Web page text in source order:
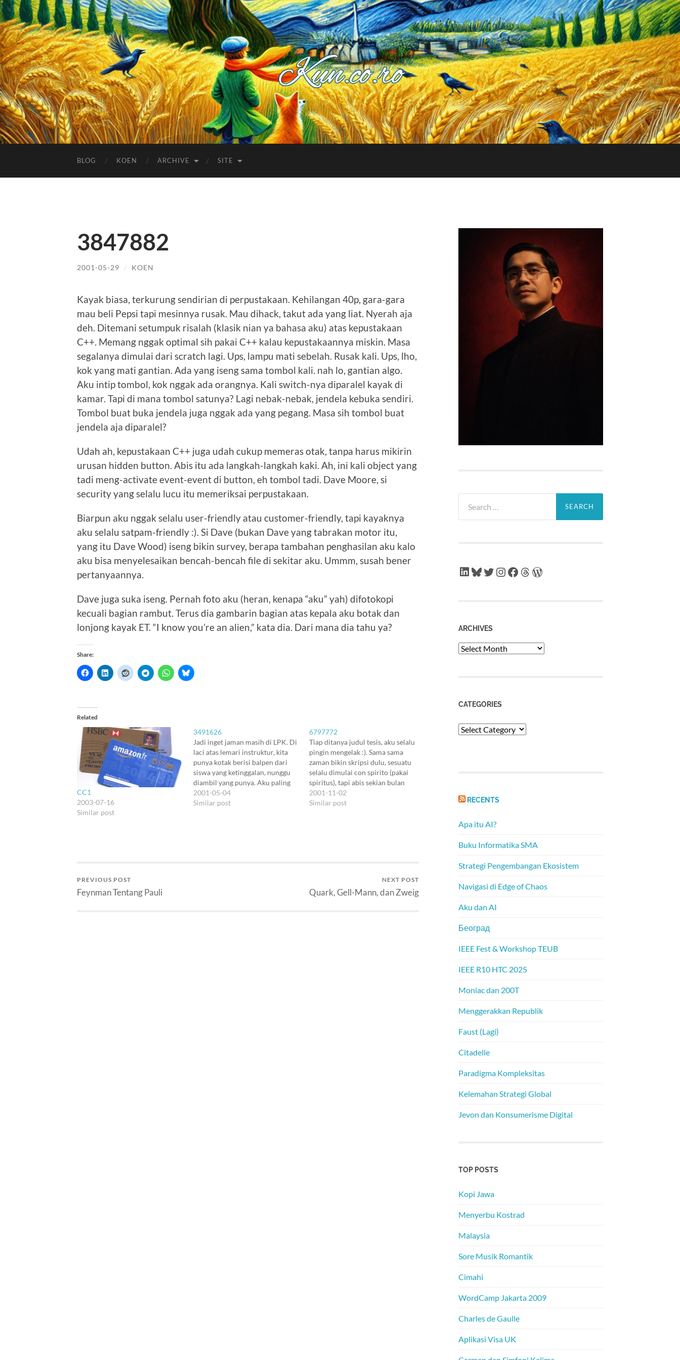
Kuncoro++
BLOG KOEN ARCHIVE SITE
3847882
2001-05-29 / KOEN
Kayak biasa, terkurung sendirian di perpustakaan. Kehilangan 40p, gara-gara
mau beli Pepsi tapi mesinnya rusak. Mau dihack, takut ada yang liat. Nyerah aja
deh. Ditemani setumpuk risalah (klasik nian ya bahasa aku) atas kepustakaan
C++. Memang nggak optimal sih pakai C++ kalau kepustakaannya miskin. Masa
segalanya dimulai dari scratch lagi. Ups, lampu mati sebelah. Rusak kali. Ups, lho,
kok yang mati gantian. Ada yang iseng sama tombol kali. nah lo, gantian algo.
Aku intip tombol, kok nggak ada orangnya. Kali switch-nya diparalel kayak di
kamar. Tapi di mana tombol satunya? Lagi nebak-nebak, jendela kebuka sendiri.
Tombol buat buka jendela juga nggak ada yang pegang. Masa sih tombol buat
jendela aja diparalel?
Udah ah, kepustakaan C++ juga udah cukup memeras otak, tanpa harus mikirin
urusan hidden button. Abis itu ada langkah-langkah kaki. Ah, ini kali object yang
tadi meng-activate event-event di button, eh tombol tadi. Dave Moore, si
security yang selalu lucu itu memeriksai perpustakaan.
Biarpun aku nggak selalu user-friendly atau customer-friendly, tapi kayaknya
aku selalu satpam-friendly :). Si Dave (bukan Dave yang tabrakan motor itu,
yang itu Dave Wood) iseng bikin survey, berapa tambahan penghasilan aku kalo
aku bisa menyelesaikan bencah-bencah file di sekitar aku. Ummm, susah bener
pertanyaannya.
Dave juga suka iseng. Pernah foto aku (heran, kenapa “aku” yah) difotokopi
kecuali bagian rambut. Terus dia gambarin bagian atas kepala aku botak dan
lonjong kayak ET. “I know you’re an alien,” kata dia. Dari mana dia tahu ya?
Share:
Related
CC1
2003-07-16
Similar post
3491626
Jadi inget jaman masih di LPK. Di
laci atas lemari instruktur, kita
punya kotak berisi balpen dari
siswa yang ketinggalan, nunggu
diambil yang punya. Aku paling
rajin ngisi, soalnya kayaknya
murid-murid aku sama pikunnya
2001-05-04
Similar post
6797772
Tiap ditanya judul tesis, aku selalu
pingin mengelak :). Sama sama
zaman bikin skripsi dulu, sesuatu
selalu dimulai con spirito (pakai
spiritus), tapi abis sekian bulan
kita selalu mikir: kok simpel amat
sih. Malu ah. Tapi comparing
2001-11-02
Similar post
PREVIOUS POST
Feynman Tentang Pauli
NEXT POST
Quark, Gell-Mann, dan Zweig
for:
LinkedIn
Bluesky
Twitter
Instagram
Facebook
Threads
WordPress
ARCHIVES
Archives
CATEGORIES
Categories
RECENTS
Apa itu AI?
Buku Informatika SMA
Strategi Pengembangan Ekosistem
Navigasi di Edge of Chaos
Aku dan AI
Београд
IEEE Fest & Workshop TEUB
IEEE R10 HTC 2025
Moniac dan 200T
Menggerakkan Republik
Faust (Lagi)
Citadelle
Paradigma Kompleksitas
Kelemahan Strategi Global
Jevon dan Konsumerisme Digital
TOP POSTS
Kopi Jawa
Menyerbu Kostrad
Malaysia
Sore Musik Romantik
Cimahi
WordCamp Jakarta 2009
Charles de Gaulle
Aplikasi Visa UK